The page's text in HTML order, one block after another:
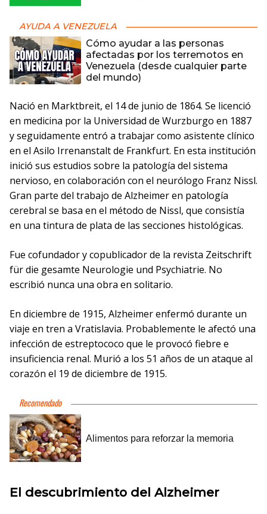
AYUDA A VENEZUELA
Cómo ayudar a las personas
afectadas por los terremotos en
Venezuela (desde cualquier parte
del mundo)
Nació en Marktbreit, el 14 de junio de 1864. Se licenció
en medicina por la Universidad de Wurzburgo en 1887
y seguidamente entró a trabajar como asistente clínico
en el Asilo Irrenanstalt de Frankfurt. En esta institución
inició sus estudios sobre la patología del sistema
nervioso, en colaboración con el neurólogo Franz Nissl.
Gran parte del trabajo de Alzheimer en patología
cerebral se basa en el método de Nissl, que consistía
en una tintura de plata de las secciones histológicas.
Fue cofundador y copublicador de la revista Zeitschrift
für die gesamte Neurologie und Psychiatrie. No
escribió nunca una obra en solitario.
En diciembre de 1915, Alzheimer enfermó durante un
viaje en tren a Vratislavia. Probablemente le afectó una
infección de estreptococo que le provocó fiebre e
insuficiencia renal. Murió a los 51 años de un ataque al
corazón el 19 de diciembre de 1915.
El descubrimiento del Alzheimer